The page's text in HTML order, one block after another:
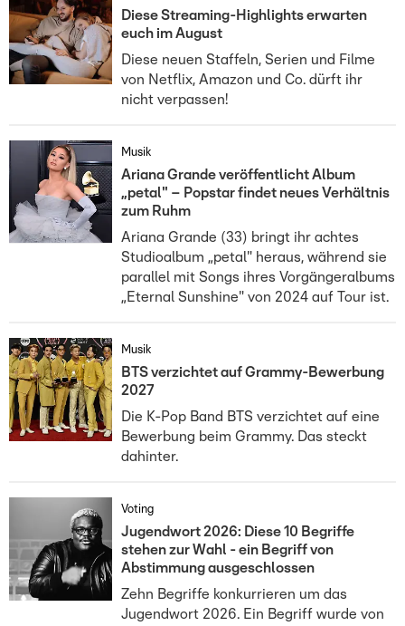
Diese Streaming-Highlights erwarten
euch im August
Diese neuen Staffeln, Serien und Filme
von Netflix, Amazon und Co. dürft ihr
nicht verpassen!
Musik
Ariana Grande veröffentlicht Album
„petal" – Popstar findet neues Verhältnis
zum Ruhm
Ariana Grande (33) bringt ihr achtes
Studioalbum „petal" heraus, während sie
parallel mit Songs ihres Vorgängeralbums
„Eternal Sunshine" von 2024 auf Tour ist.
Musik
BTS verzichtet auf Grammy-Bewerbung
2027
Die K-Pop Band BTS verzichtet auf eine
Bewerbung beim Grammy. Das steckt
dahinter.
Voting
Jugendwort 2026: Diese 10 Begriffe
stehen zur Wahl - ein Begriff von
Abstimmung ausgeschlossen
Zehn Begriffe konkurrieren um das
Jugendwort 2026. Ein Begriff wurde von